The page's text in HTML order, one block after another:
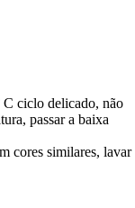
C ciclo delicado, não
passar a baixa
cores similares, lavar